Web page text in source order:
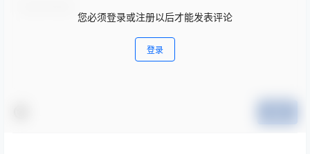
您必须登录或注册以后才能发表评论
登录